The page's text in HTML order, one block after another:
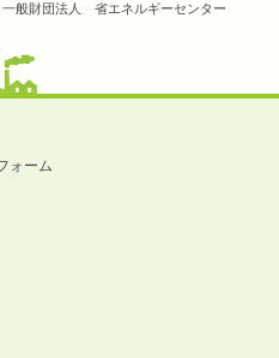
一般財団法人 省エネルギーセンター
ォーム